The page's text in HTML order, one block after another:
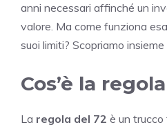
anni necessari affinché un
valore. Ma come funziona
suoi limiti? Scopriamo
Cos’è la
La regola del 72 è un